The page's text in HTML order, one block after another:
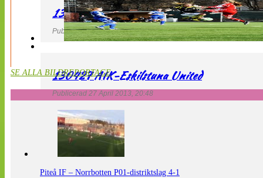
130427 LdB FC Malmö – Mallbackens IF
Publicerad 27 April 2013, 20:54
130427 AIK-Eskilstuna United
Publicerad 27 April 2013, 20:48
SE ALLA BILDREPORTAGE
Piteå IF – Norrbotten P01-distriktslag 4-1